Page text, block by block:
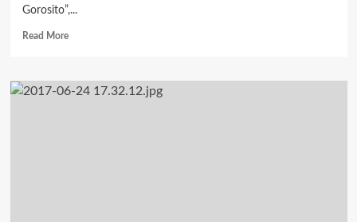
Gorosito”,...
Read MoreRead
El
Gorosito